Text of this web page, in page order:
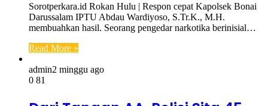
Sorotperkara.id Rokan Hulu | Respon cepat Kapolsek Bonai
Darussalam IPTU Abdau Wardiyoso, S.Tr.K., M.H.
membuahkan hasil. Seorang pengedar narkotika berinisial…
Read More »
admin2 minggu ago
0 81